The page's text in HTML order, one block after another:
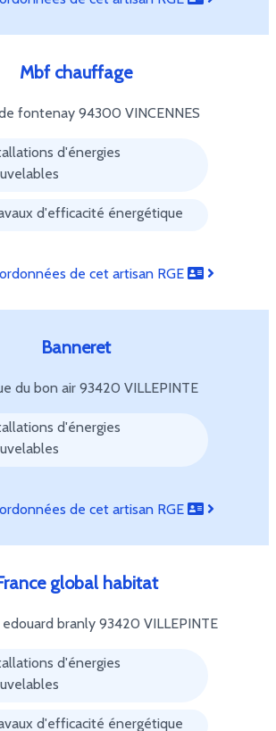
Mbf chauffage
fontenay 94300 VINCENNES
d'énergies
d'efficacité énergétique
de cet artisan RGE
Banneret
du bon air 93420 VILLEPINTE
d'énergies
de cet artisan RGE
global habitat
branly 93420 VILLEPINTE
d'énergies
d'efficacité énergétique